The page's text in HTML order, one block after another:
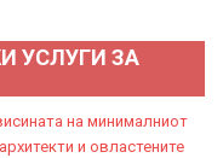
УСЛУГИ ЗА
на минималниот
и овластените